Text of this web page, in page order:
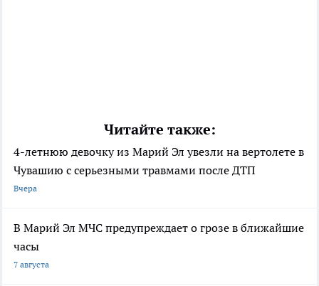
Читайте также:
4-летнюю девочку из Марий Эл увезли на вертолете в
Чувашию с серьезными травмами после ДТП
Вчера
В Марий Эл МЧС предупреждает о грозе в ближайшие
часы
7 августа